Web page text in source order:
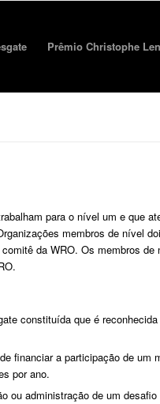
Prêmio Christophe
para o nível um e que
membros de nível
da WRO. Os membros
constituída que é
financiar a participação de um
por ano.
ou administração de um